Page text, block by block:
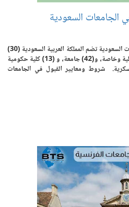
الجامعات السعودية
شروط ومعايير القبول في الجامعات السعودية تضم المملكة العربية السعودية (30)
جامعة حكومية، و (12) جامعة أهلية وخاصة، و(42) جامعة، و (13) كلية حكومية
و (7) كليات عسكرية. شروط ومعايير القبول في الجامعات